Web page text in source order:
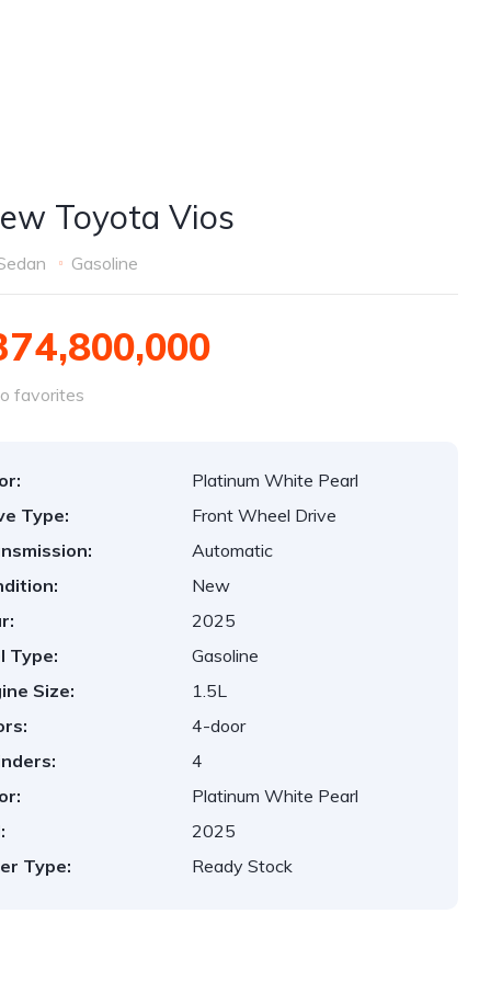
Toyota Vios
Gasoline
favorites
Platinum White Pearl
Type:
Front Wheel Drive
Automatic
New
2025
Type:
Gasoline
Size:
1.5L
4-door
4
Platinum White Pearl
2025
Type:
Ready Stock